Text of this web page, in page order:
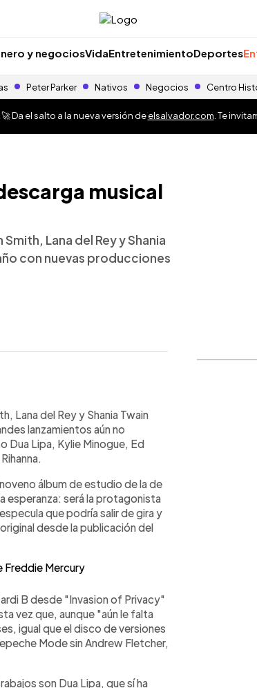
y negociosVidaEntretenimientoDeportes
Peter Parker Nativos Negocios Centro
Da el salto a la nueva versión deelsalvador.com . Te
musical
Lana del Rey y Shania
con nuevas producciones
Lana del Rey y Shania Twain
lanzamientos aún no
Dua Lipa, Kylie Minogue, Ed
álbum de estudio de la de
esperanza: será la protagonista
que podría salir de gira y
desde la publicación del
Freddie Mercury
B desde "Invasion of Privacy"
vez que, aunque "aún le falta
igual que el disco de versiones
Mode sin Andrew Fletcher,
son Dua Lipa, que sí ha